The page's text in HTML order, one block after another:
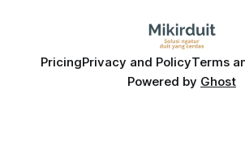
PricingPrivacy and PolicyTerms
Powered by Ghost